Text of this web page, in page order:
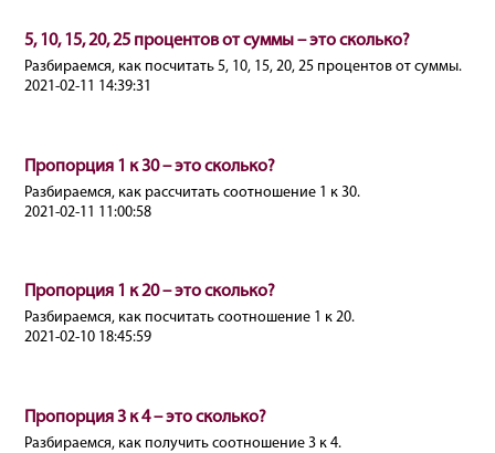
5, 10, 15, 20, 25 процентов от суммы – это сколько?
Разбираемся, как посчитать 5, 10, 15, 20, 25 процентов от суммы.
2021-02-11 14:39:31
Пропорция 1 к 30 – это сколько?
Разбираемся, как рассчитать соотношение 1 к 30.
2021-02-11 11:00:58
Пропорция 1 к 20 – это сколько?
Разбираемся, как посчитать соотношение 1 к 20.
2021-02-10 18:45:59
Пропорция 3 к 4 – это сколько?
Разбираемся, как получить соотношение 3 к 4.